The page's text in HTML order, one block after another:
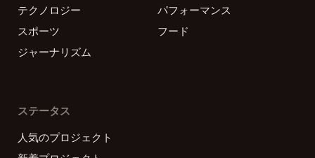
テクノロジー
パフォーマンス
スポーツ
フード
ジャーナリズム
ステータス
人気のプロジェクト